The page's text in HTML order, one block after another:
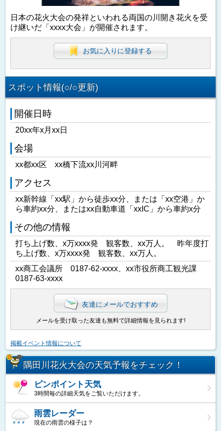
日本の花火大会の発祥といわれる両国の川開き花火を受
け継いだ「xxxx大会」が開催されます。
お気に入りに登録する
スポット情報(○/○更新)
開催日時
20xx年x月xx日
会場
xx都xx区 xx橋下流xx川河畔
アクセス
xx新幹線「xx駅」から徒歩xx分、または「xx空港」か
ら車約xx分、またはxx自動車道「xxIC」から車約x分
その他の情報
打ち上げ数、x万xxxx発 観客数、xx万人。 昨年度打
ち上げ数、x万xxxx発 観客数、xx万人。
xx商工会議所 0187-62-xxxx、xx市役所商工観光課
0187-63-xxxx
友達にメールでおすすめ
メールを受け取った友達も無料で詳細情報を見られます!
掲載イベント情報について
隅田川花火大会の天気予報をチェック！
ピンポイント天気
3時間毎の詳細天気をご覧いただけます。
雨雲レーダー
現在の雨雲の様子は？